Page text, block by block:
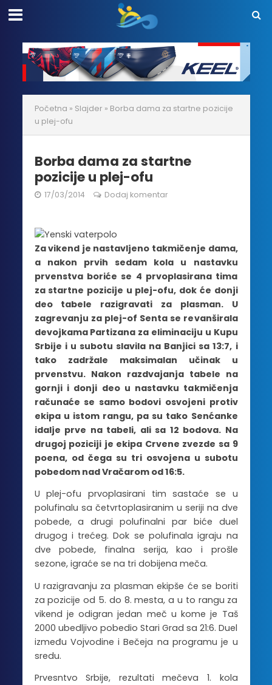
Početna » Slajder » Borba dama za startne pozicije
u plej-ofu
Borba dama za startne
pozicije u plej-ofu
17/03/2014 Dodaj komentar
Za vikend je nastavljeno takmičenje dama,
a nakon prvih sedam kola u nastavku
prvenstva boriće se 4 prvoplasirana tima
za startne pozicije u plej-ofu, dok će donji
deo tabele razigravati za plasman. U
zagrevanju za plej-of Senta se revanširala
devojkama Partizana za eliminaciju u Kupu
Srbije i u subotu slavila na Banjici sa 13:7, i
tako zadržale maksimalan učinak u
prvenstvu. Nakon razdvajanja tabele na
gornji i donji deo u nastavku takmičenja
računaće se samo bodovi osvojeni protiv
ekipa u istom rangu, pa su tako Senćanke
idalje prve na tabeli, ali sa 12 bodova. Na
drugoj poziciji je ekipa Crvene zvezde sa 9
poena, od čega su tri osvojena u subotu
pobedom nad Vračarom od 16:5.
U plej-ofu prvoplasirani tim sastaće se u
polufinalu sa četvrtoplasiranim u seriji na dve
pobede, a drugi polufinalni par biće duel
drugog i trećeg. Dok se polufinala igraju na
dve pobede, finalna serija, kao i prošle
sezone, igraće se na tri dobijena meča.
U razigravanju za plasman ekipše će se boriti
za pozicije od 5. do 8. mesta, a u to rangu za
vikend je odigran jedan meč u kome je Taš
2000 ubedljivo pobedio Stari Grad sa 21:6. Duel
između Vojvodine i Bečeja na programu je u
sredu.
Prvesntvo Srbije, rezultati mečeva 1. kola